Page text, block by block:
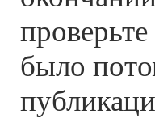
было